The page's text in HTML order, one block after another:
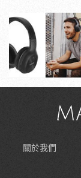
關於我們